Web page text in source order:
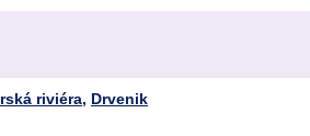
riviéra, Drvenik